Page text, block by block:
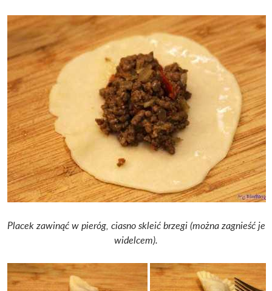
Placek zawinąć w pieróg, ciasno skleić brzegi (można zagnieść je
widelcem).